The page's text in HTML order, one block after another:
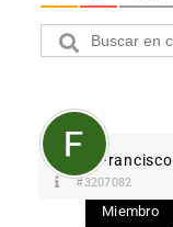
Francisco
#3207082
Miembro